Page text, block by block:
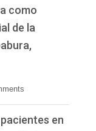
como
de la
en